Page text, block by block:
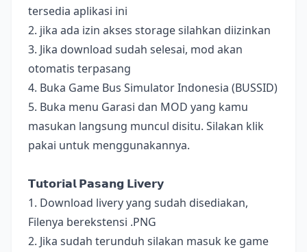
tersedia aplikasi ini
2. jika ada izin akses storage silahkan diizinkan
3. Jika download sudah selesai, mod akan
otomatis terpasang
4. Buka Game Bus Simulator Indonesia (BUSSID)
5. Buka menu Garasi dan MOD yang kamu
masukan langsung muncul disitu. Silakan klik
pakai untuk menggunakannya.
𝗧𝘂𝘁𝗼𝗿𝗶𝗮𝗹 𝗣𝗮𝘀𝗮𝗻𝗴 𝗟𝗶𝘃𝗲𝗿𝘆
1. Download livery yang sudah disediakan,
Filenya berekstensi .PNG
2. Jika sudah terunduh silakan masuk ke game